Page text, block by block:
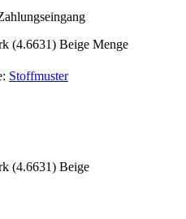
(4.6631) Beige Menge
Stoffmuster
(4.6631) Beige